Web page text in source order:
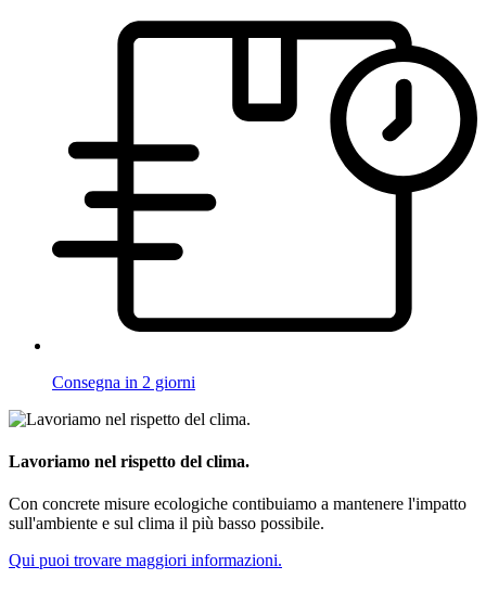
Consegna in 2 giorni
Lavoriamo nel rispetto del clima.
Con concrete misure ecologiche contibuiamo a mantenere l'impatto
sull'ambiente e sul clima il più basso possibile.
Qui puoi trovare maggiori informazioni.